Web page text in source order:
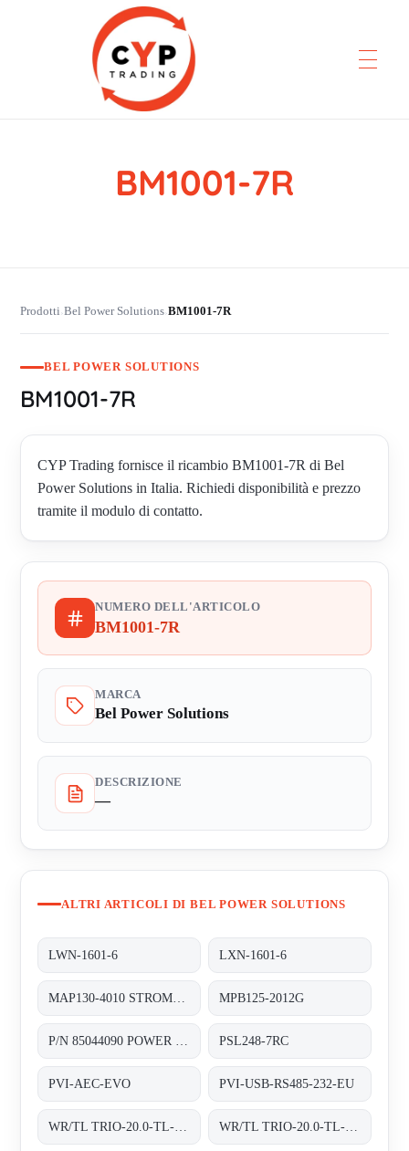
CYP Trading
BM1001-7R
Prodotti›Bel Power Solutions›BM1001-7R
BEL POWER SOLUTIONS
BM1001-7R
CYP Trading fornisce il ricambio BM1001-7R di Bel
Power Solutions in Italia. Richiedi disponibilità e prezzo
tramite il modulo di contatto.
NUMERO DELL'ARTICOLO
BM1001-7R
MARCA
Bel Power Solutions
DESCRIZIONE
—
ALTRI ARTICOLI DI BEL POWER SOLUTIONS
LWN-1601-6 LXN-1601-6
MPB125-2012G
PSL248-7RC
PVI-AEC-EVO PVI-USB-RS485-232-EU